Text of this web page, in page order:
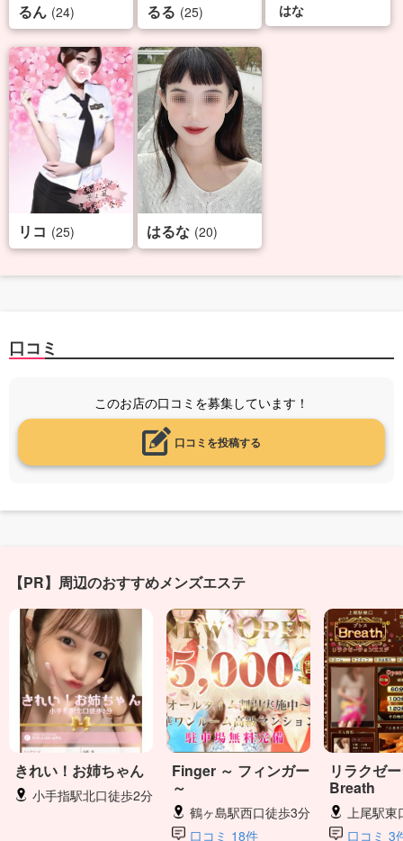
るん (24) るる (25) はな
リコ (25) はるな (20)
口コミ
このお店の口コミを募集しています！
口コミを投稿する
【PR】周辺のおすすめメンズエステ
きれい！お姉ちゃん
小手指駅北口徒歩2分
Finger ～ フィンガー
～
鶴ヶ島駅西口徒歩3分
口コミ 18件
リラクゼ
Breath
上尾駅
口コミ 3